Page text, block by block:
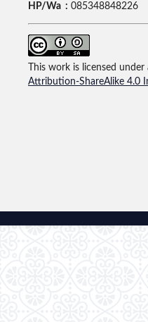
HP/Wa : 085348848226
This work is licensed under
Attribution-ShareAlike 4.0